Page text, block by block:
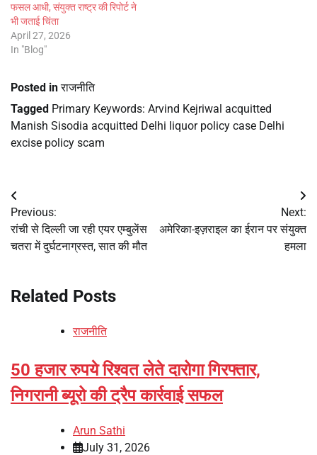
फसल आधी, संयुक्त राष्ट्र की रिपोर्ट ने
भी जताई चिंता
April 27, 2026
In "Blog"
Posted inराजनीति
Tagged Primary Keywords: Arvind Kejriwal acquitted
Manish Sisodia acquitted Delhi liquor policy case Delhi
excise policy scam
Post
navigation
Previous:
रांची से दिल्ली जा रही एयर एम्बुलेंस
चतरा में दुर्घटनाग्रस्त, सात की मौत
Next:
अमेरिका-इज़राइल का ईरान पर संयुक्त
हमला
Related Posts
राजनीति
50 हजार रुपये रिश्वत लेते दारोगा गिरफ्तार,
निगरानी ब्यूरो की ट्रैप कार्रवाई सफल
Arun Sathi
July 31, 2026